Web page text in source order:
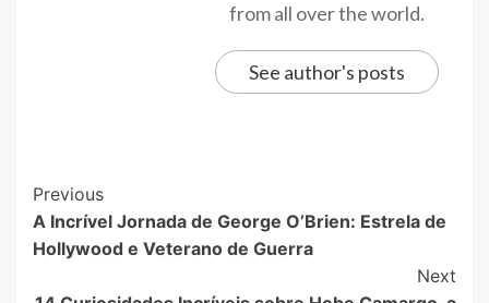
from all over the world.
See author's posts
Previous
A Incrível Jornada de George O’Brien: Estrela de
Hollywood e Veterano de Guerra
Next